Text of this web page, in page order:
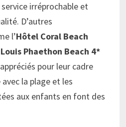
irréprochable et
D’autres
l’Hôtel Coral Beach
Phaethon Beach 4*
pour leur cadre
la plage et les
aux enfants en font des